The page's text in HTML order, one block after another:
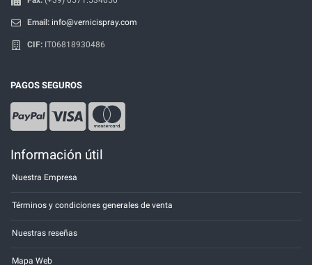
Email: info@vernicispray.com
CIF: IT06818930486
PAGOS SEGUROS
Información útil
Nuestra Empresa
Términos y condiciones generales de venta
Nuestras reseñas
Mapa Web